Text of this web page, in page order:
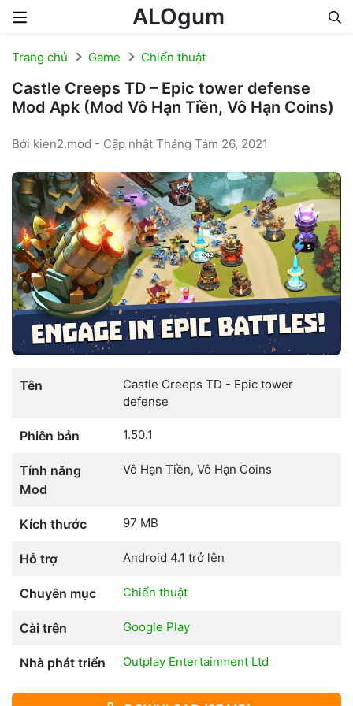
ALOgum
Trang chủ Game Chiến thuật
Castle Creeps TD – Epic tower defense
Mod Apk (Mod Vô Hạn Tiền, Vô Hạn Coins)
Bởi kien2.mod - Cập nhật Tháng Tám 26, 2021
Tên
Castle Creeps TD - Epic tower
defense
Phiên bản 1.50.1
Tính năng
Mod
Vô Hạn Tiền, Vô Hạn Coins
Kích thước 97 MB
Hỗ trợ Android 4.1 trở lên
Chuyên mục Chiến thuật
Cài trên Google Play
Nhà phát triển Outplay Entertainment Ltd